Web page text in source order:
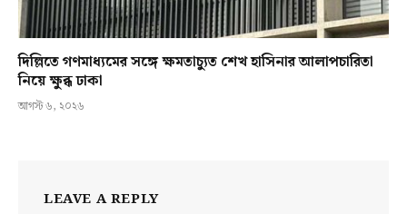
দিল্লিতে গণমাধ্যমের সঙ্গে ক্ষমতাচ্যুত শেখ হাসিনার আলাপচারিতা
নিয়ে ক্ষুব্ধ ঢাকা
আগস্ট ৬, ২০২৬
LEAVE A REPLY